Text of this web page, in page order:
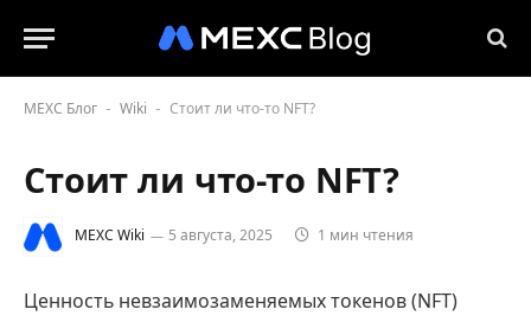
MEXC Блог - Wiki - Стоит ли что-то NFT?
Стоит ли что-то NFT?
MEXC Wiki 5 августа, 2025 1 мин чтения
Ценность невзаимозаменяемых токенов (NFT)